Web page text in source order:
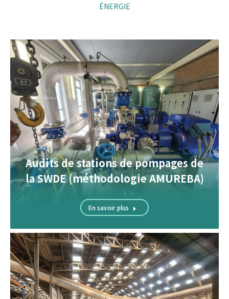
ÉNERGIE
Audits de stations de pompages de
la SWDE (méthodologie AMUREBA)
En savoir plus